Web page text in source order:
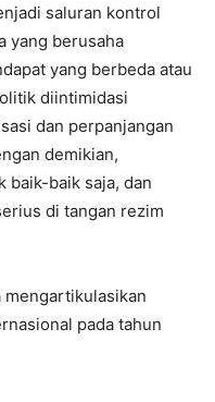
saluran kontrol
yang berusaha
yang berbeda atau
diintimidasi
dan perpanjangan
demikian,
baik-baik saja, dan
di tangan rezim
mengartikulasikan
pada tahun